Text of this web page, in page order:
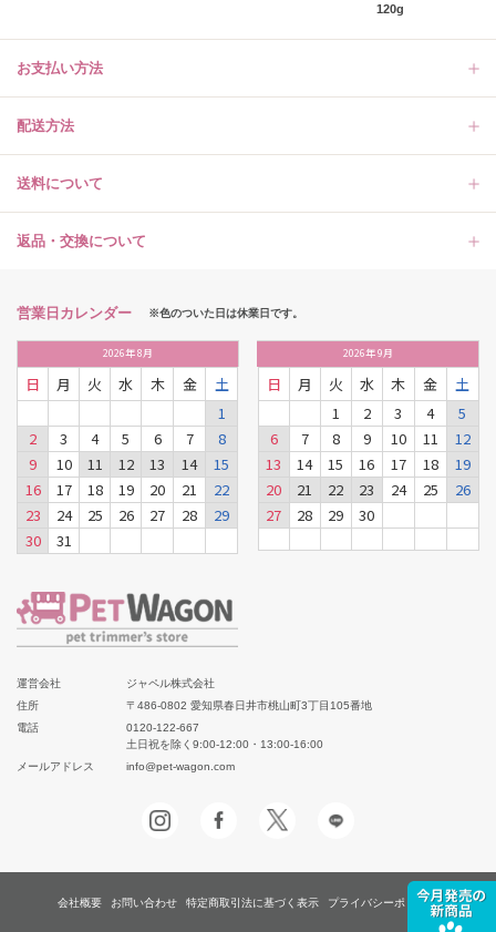
120g
お支払い方法
配送方法
送料について
返品・交換について
営業日カレンダー ※色のついた日は休業日です。
2026年8月
日 月 火 水 木 金
土
1
2
3 4 5 6 7
8
9
10 11 12 13 14
15
16
17 18 19 20 21
22
23
24 25 26 27 28
29
30
31
2026年9月
日 月 火 水 木 金
土
1
2 3 4
5
6
7 8 9 10 11
12
13
14 15 16 17 18
19
20
21 22 23 24 25
26
27
28 29 30
運営会社
ジャペル株式会社
住所
〒486-0802 愛知県春日井市桃山町3丁目105番地
電話
0120-122-667
土日祝を除く9:00-12:00・13:00-16:00
メールアドレス
info@pet-wagon.com
会社概要 お問い合わせ 特定商取引法に基づく表示 プライバシーポリシー